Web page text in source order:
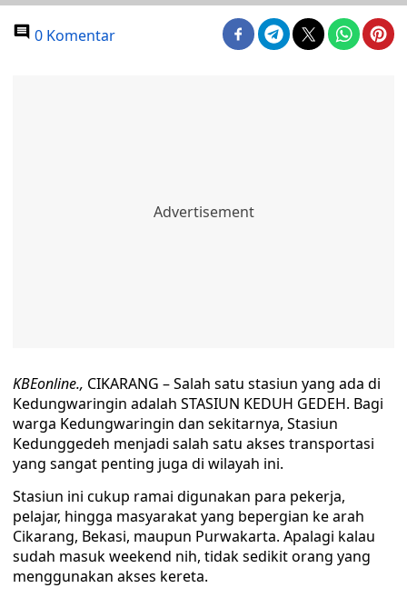
0 Komentar
KBEonline., CIKARANG – Salah satu stasiun yang ada di
Kedungwaringin adalah STASIUN KEDUH GEDEH. Bagi
warga Kedungwaringin dan sekitarnya, Stasiun
Kedunggedeh menjadi salah satu akses transportasi
yang sangat penting juga di wilayah ini.
Stasiun ini cukup ramai digunakan para pekerja,
pelajar, hingga masyarakat yang bepergian ke arah
Cikarang, Bekasi, maupun Purwakarta. Apalagi kalau
sudah masuk weekend nih, tidak sedikit orang yang
menggunakan akses kereta.